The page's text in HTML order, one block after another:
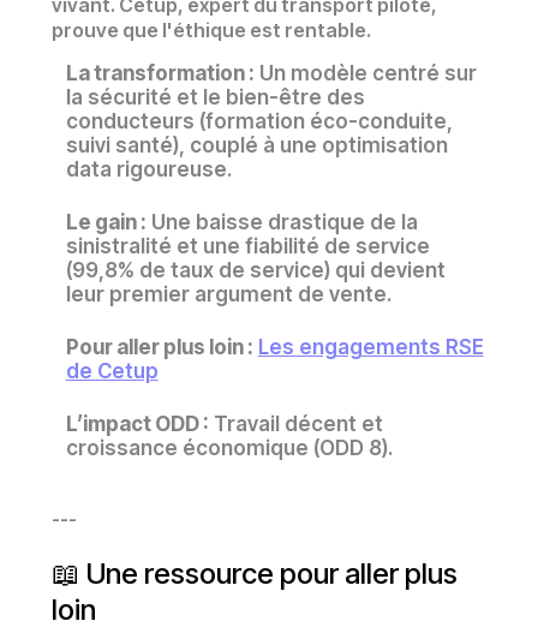
vivant. Cetup, expert du transport piloté,
prouve que l'éthique est rentable.
La transformation : Un modèle centré sur
la sécurité et le bien-être des
conducteurs (formation éco-conduite,
suivi santé), couplé à une optimisation
data rigoureuse.
Le gain : Une baisse drastique de la
sinistralité et une fiabilité de service
(99,8% de taux de service) qui devient
leur premier argument de vente.
Pour aller plus loin : Les engagements RSE
de Cetup
L’impact ODD : Travail décent et
croissance économique (ODD 8).
---
📖 Une ressource pour aller plus
loin